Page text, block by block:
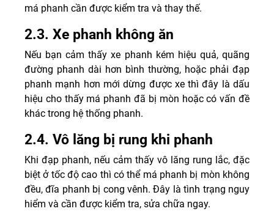
má phanh cần được kiểm tra và thay thế.
2.3. Xe phanh không ăn
Nếu bạn cảm thấy xe phanh kém hiệu quả, quãng
đường phanh dài hơn bình thường, hoặc phải đạp
phanh mạnh hơn mới dừng được xe thì đây là dấu
hiệu cho thấy má phanh đã bị mòn hoặc có vấn đề
khác trong hệ thống phanh.
2.4. Vô lăng bị rung khi phanh
Khi đạp phanh, nếu cảm thấy vô lăng rung lắc, đặc
biệt ở tốc độ cao thì có thể má phanh bị mòn không
đều, đĩa phanh bị cong vênh. Đây là tình trạng nguy
hiểm và cần được kiểm tra, sửa chữa ngay.